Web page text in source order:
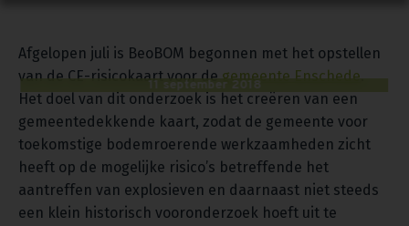
11 september 2018
Afgelopen juli is BeoBOM begonnen met het opstellen
van de CE-risicokaart voor degemeente Enschede.
Het doel van dit onderzoek is het creëren van een
gemeentedekkende kaart, zodat de gemeente voor
toekomstige bodemroerende werkzaamheden zicht
heeft op de mogelijke risico’s betreffende het
aantreffen van explosieven en daarnaast niet steeds
een klein historisch vooronderzoek hoeft uit te